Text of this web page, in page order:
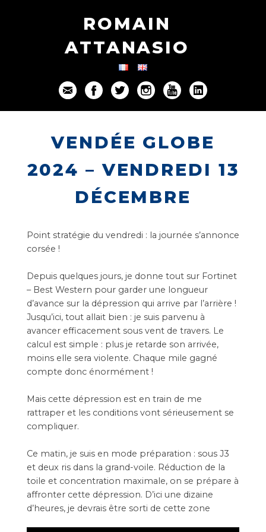
ROMAIN
ATTANASIO
VENDÉE GLOBE
2024 – VENDREDI 13
DÉCEMBRE
Point stratégie du vendredi : la journée s’annonce
corsée !
Depuis quelques jours, je donne tout sur Fortinet
– Best Western pour garder une longueur
d’avance sur la dépression qui arrive par l’arrière !
Jusqu’ici, tout allait bien : je suis parvenu à
avancer efficacement sous vent de travers. Le
calcul est simple : plus je retarde son arrivée,
moins elle sera violente. Chaque mile gagné
compte donc énormément !
Mais cette dépression est en train de me
rattraper et les conditions vont sérieusement se
compliquer.
Ce matin, je suis en mode préparation : sous J3
et deux ris dans la grand-voile. Réduction de la
toile et concentration maximale, on se prépare à
affronter cette dépression. D’ici une dizaine
d’heures, je devrais être sorti de cette zone